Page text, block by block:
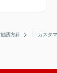
勧誘方針 カスタ